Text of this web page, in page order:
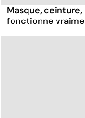
Masque, ceinture,
fonctionne